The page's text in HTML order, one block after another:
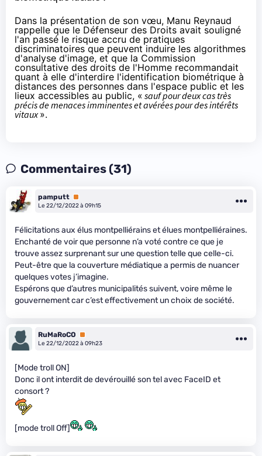
Dans la présentation de son vœu, Manu Reynaud
rappelle que le Défenseur des Droits avait souligné
l'an passé le risque accru de pratiques
discriminatoires que peuvent induire les algorithmes
d'analyse d'image, et que la Commission
consultative des droits de l'Homme recommandait
quant à elle d'interdire l'identification biométrique à
distances des personnes dans l'espace public et les
lieux accessibles au public, « sauf pour deux cas très
précis de menaces imminentes et avérées pour des intérêts
vitaux».
Commentaires (31)
pamputt Premium
Le 22/12/2022 à 09h15
Félicitations aux élus montpelliérains et élues montpelliéraines.
Enchanté de voir que personne n’a voté contre ce que je
trouve assez surprenant sur une question telle que celle-ci.
Peut-être que la couverture médiatique a permis de nuancer
quelques votes j’imagine.
Espérons que d’autres municipalités suivent, voire même le
gouvernement car c’est effectivement un choix de société.
RuMaRoCO
Premium
Le 22/12/2022 à 09h23
[Mode troll ON]
Donc il ont interdit de devérouillé son tel avec FaceID et
consort ?
[mode troll Off]